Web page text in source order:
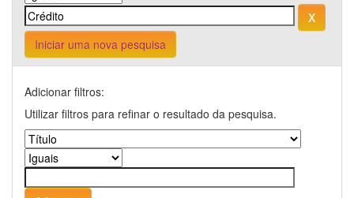
Iniciar uma nova pesquisa
Adicionar filtros:
Utilizar filtros para refinar o resultado da pesquisa.